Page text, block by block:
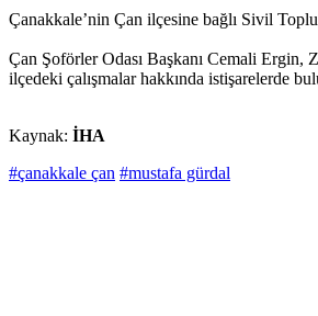
Çanakkale’nin Çan ilçesine bağlı Sivil
Çan Şoförler Odası Başkanı Cemali Ergin,
ilçedeki çalışmalar hakkında istişarelerde
Kaynak: İHA
#çanakkale çan #mustafa gürdal